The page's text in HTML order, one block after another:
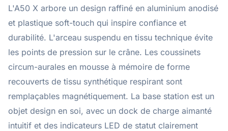
L'A50 X arbore un design raffiné en aluminium anodisé
et plastique soft-touch qui inspire confiance et
durabilité. L'arceau suspendu en tissu technique évite
les points de pression sur le crâne. Les coussinets
circum-aurales en mousse à mémoire de forme
recouverts de tissu synthétique respirant sont
remplaçables magnétiquement. La base station est un
objet design en soi, avec un dock de charge aimanté
intuitif et des indicateurs LED de statut clairement